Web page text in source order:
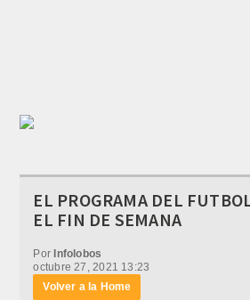
EL PROGRAMA DEL
EL FIN DE SEMANA
Por Infolobos
octubre 27, 2021 13:23
Volver a la Home